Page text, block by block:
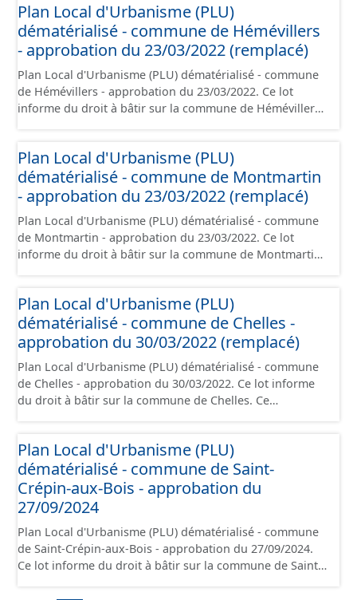
contient les pièces administratives, le rapport de
présentation, le PADD, le règlement (à l'exception des
plans de zonages), les annexes, les orientations
d'aménagement et les données géographiques. Malgré
l'attention portée à la création de ces données, il est
rappelé que seuls les documents papier font foi et sont
opposables d'un point de vue juridique.
Plan Local d'Urbanisme (PLU)
dématérialisé - commune de Hémévillers
- approbation du 23/03/2022 (remplacé)
Plan Local d'Urbanisme (PLU) dématérialisé - commune
de Hémévillers - approbation du 23/03/2022. Ce lot
informe du droit à bâtir sur la commune de Hémévillers.
administratives, le rapport de présentation, le PADD, le
règlement (à l'exception des plans de zonages), les
annexes, les orientations d'aménagement et les données
géographiques. Malgré l'attention portée à la création
de ces données, il est rappelé que seuls les documents
papier font foi et sont opposables d'un point de vue
juridique.
Plan Local d'Urbanisme (PLU)
dématérialisé - commune de Montmartin
- approbation du 23/03/2022 (remplacé)
Plan Local d'Urbanisme (PLU) dématérialisé - commune
de Montmartin - approbation du 23/03/2022. Ce lot
informe du droit à bâtir sur la commune de Montmartin.
administratives, le rapport de présentation, le PADD, le
règlement (à l'exception des plans de zonages), les
annexes, les orientations d'aménagement et les données
géographiques. Malgré l'attention portée à la création
de ces données, il est rappelé que seuls les documents
papier font foi et sont opposables d'un point de vue
juridique.
Plan Local d'Urbanisme (PLU)
dématérialisé - commune de Chelles -
approbation du 30/03/2022 (remplacé)
Plan Local d'Urbanisme (PLU) dématérialisé - commune
de Chelles - approbation du 30/03/2022. Ce lot informe
du droit à bâtir sur la commune de Chelles. Ce
administratives, le rapport de présentation, le PADD, le
règlement (à l'exception des plans de zonages), les
annexes, les orientations d'aménagement et les données
géographiques. Malgré l'attention portée à la création
de ces données, il est rappelé que seuls les documents
papier font foi et sont opposables d'un point de vue
juridique.
Plan Local d'Urbanisme (PLU)
dématérialisé - commune de Saint-
Crépin-aux-Bois - approbation du
27/09/2024
Plan Local d'Urbanisme (PLU) dématérialisé - commune
de Saint-Crépin-aux-Bois - approbation du 27/09/2024.
Ce lot informe du droit à bâtir sur la commune de Saint-